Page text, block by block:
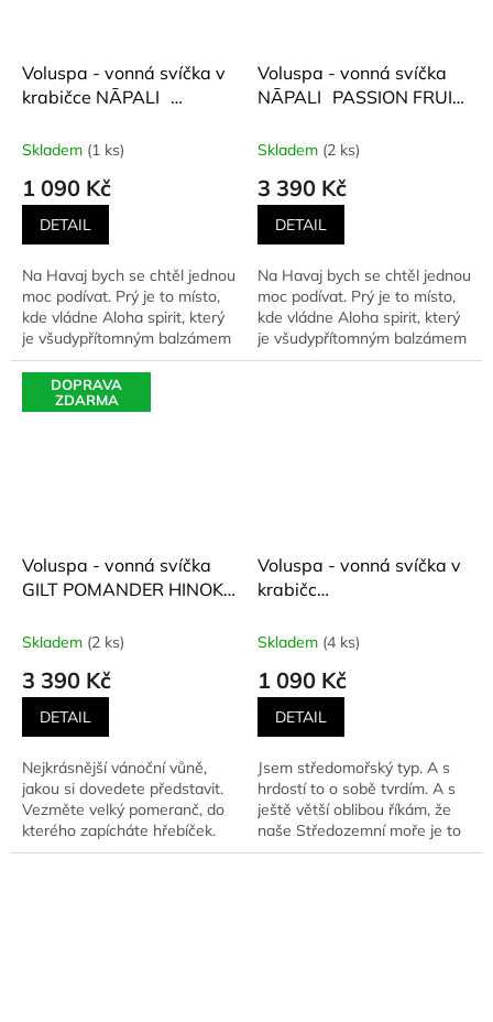
Voluspa - vonná svíčka v
krabičce NĀPALI
mučenka, guava,
Skladem (1 ks)
1 090 Kč
DETAIL
Na Havaj bych se chtěl jednou
moc podívat. Prý je to místo,
kde vládne Aloha spirit, který
je všudypřítomným balzámem
na...
Voluspa - vonná svíčka
NĀPALI PASSION FRUIT
guava, kokosové mléko)
Skladem (2 ks)
3 390 Kč
DETAIL
Na Havaj bych se chtěl jednou
moc podívat. Prý je to místo,
kde vládne Aloha spirit, který
je všudypřítomným balzámem
na...
DOPRAVA
ZDARMA
Voluspa - vonná svíčka
GILT POMANDER HINOKI
cypřišek Hinoki) 1077 g
Skladem (2 ks)
3 390 Kč
DETAIL
Nejkrásnější vánoční vůně,
jakou si dovedete představit.
Vezměte velký pomeranč, do
kterého zapícháte hřebíček.
Díky tomu se z něj...
Voluspa - vonná svíčka v
krabičc
LEMON (Středomořský
Skladem (4 ks)
1 090 Kč
DETAIL
Jsem středomořský typ. A s
hrdostí to o sobě tvrdím. A s
ještě větší oblibou říkám, že
naše Středozemní moře je to
nejkrásnější...